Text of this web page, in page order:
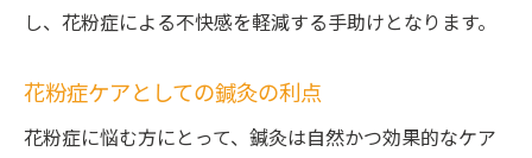
し、花粉症による不快感を軽減する手助けとなります。
花粉症ケアとしての鍼灸の利点
花粉症に悩む方にとって、鍼灸は自然かつ効果的なケア